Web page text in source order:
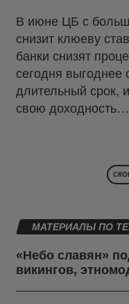
В июне ЦБ с
снизит клюеву
банки снизят
сегодня выгоднее
длительный срок,
свою доходность…
МАТЕРИАЛЫ ПО
«Небо славян»
викингов,